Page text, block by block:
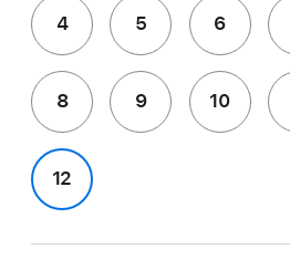
4 5 6
8 9 10
12